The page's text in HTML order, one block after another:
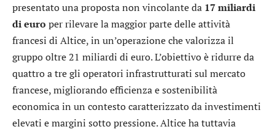
presentato una proposta non vincolante da 17 miliardi
di euro per rilevare la maggior parte delle attività
francesi di Altice, in un’operazione che valorizza il
gruppo oltre 21 miliardi di euro. L’obiettivo è ridurre da
quattro a tre gli operatori infrastrutturati sul mercato
francese, migliorando efficienza e sostenibilità
economica in un contesto caratterizzato da investimenti
elevati e margini sotto pressione. Altice ha tuttavia